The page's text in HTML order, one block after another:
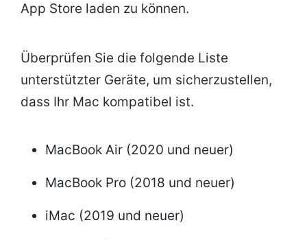
App Store laden zu können.
Überprüfen Sie die folgende Liste
unterstützter Geräte, um sicherzustellen,
dass Ihr Mac kompatibel ist.
MacBook Air (2020 und neuer)
MacBook Pro (2018 und neuer)
iMac (2019 und neuer)